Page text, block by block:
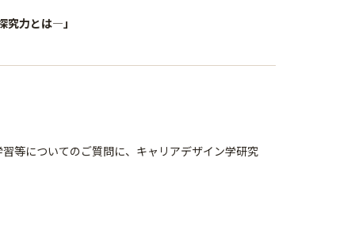
究力とは―」
等についてのご質問に、キャリアデザイン学研究